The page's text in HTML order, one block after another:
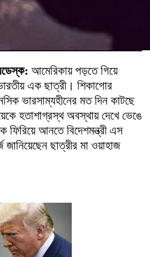
আমেরিকায় পড়তে গিয়ে
এক ছাত্রী। শিকাগোর
ভারসাম্যহীনের মত দিন কাটছে
হতাশাগ্রস্থ অবস্থায় দেখে ভেঙে
ফিরিয়ে আনতে বিদেশমন্ত্রী এস
ছাত্রীর মা ওয়াহাজ